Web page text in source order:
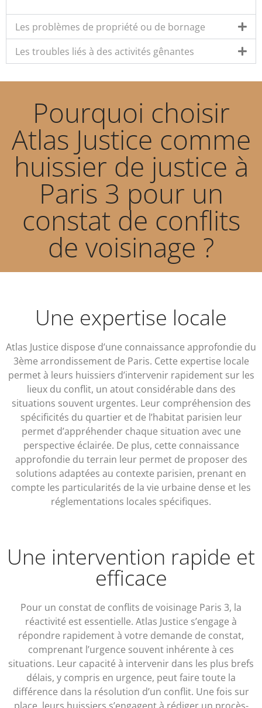
Les problèmes de propriété ou de bornage
Les troubles liés à des activités gênantes
Pourquoi choisir
Atlas Justice comme
huissier de justice à
Paris 3 pour un
constat de conflits
de voisinage ?
Une expertise locale
Atlas Justice dispose d’une connaissance approfondie du
3ème arrondissement de Paris. Cette expertise locale
permet à leurs huissiers d’intervenir rapidement sur les
lieux du conflit, un atout considérable dans des
situations souvent urgentes. Leur compréhension des
spécificités du quartier et de l’habitat parisien leur
permet d’appréhender chaque situation avec une
perspective éclairée. De plus, cette connaissance
approfondie du terrain leur permet de proposer des
solutions adaptées au contexte parisien, prenant en
compte les particularités de la vie urbaine dense et les
réglementations locales spécifiques.
Une intervention rapide et
efficace
Pour un constat de conflits de voisinage Paris 3, la
réactivité est essentielle. Atlas Justice s’engage à
répondre rapidement à votre demande de constat,
comprenant l’urgence souvent inhérente à ces
situations. Leur capacité à intervenir dans les plus brefs
délais, y compris en urgence, peut faire toute la
différence dans la résolution d’un conflit. Une fois sur
place, leurs huissiers s’engagent à rédiger un procès-